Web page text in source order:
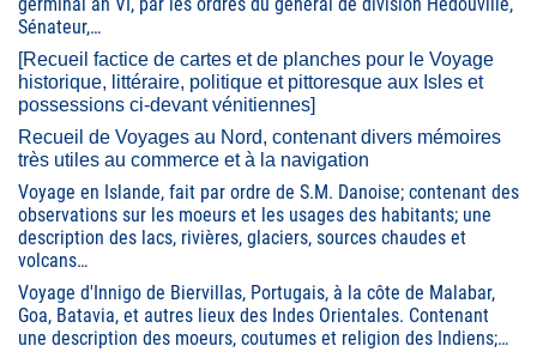
Sénateur,…
[Recueil factice de cartes et de planches pour le Voyage
historique, littéraire, politique et pittoresque aux Isles et
possessions ci-devant vénitiennes]
Recueil de Voyages au Nord, contenant divers mémoires
très utiles au commerce et à la navigation
Voyage en Islande, fait par ordre de S.M. Danoise; contenant des
observations sur les moeurs et les usages des habitants; une
description des lacs, rivières, glaciers, sources chaudes et
volcans…
Voyage d'Innigo de Biervillas, Portugais, à la côte de Malabar,
Goa, Batavia, et autres lieux des Indes Orientales. Contenant
une description des moeurs, coutumes et religion des Indiens;…